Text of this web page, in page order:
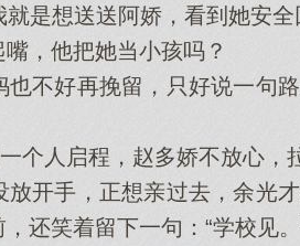
是想送送阿娇，看到她安全
，他把她当小孩吗？
好再挽留，只好说一句路
人启程，赵多娇不放心，
手，正想亲过去，余光才
还笑着留下一句：“学校见。